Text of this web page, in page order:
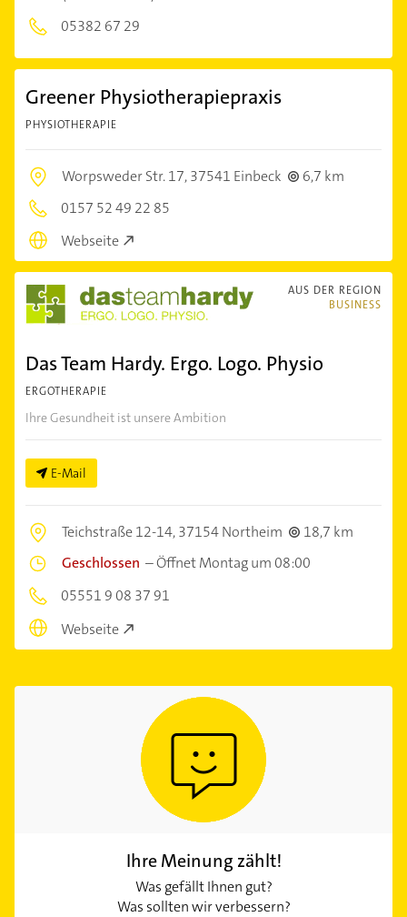
05382 67 29
Greener Physiotherapiepraxis
PHYSIOTHERAPIE
Worpsweder Str. 17,37541 Einbeck
6,7 km
0157 52 49 22 85
Webseite
AUS DER REGION
BUSINESS
Das Team Hardy. Ergo. Logo. Physio
ERGOTHERAPIE
Ihre Gesundheit ist unsere Ambition
E-Mail
Teichstraße 12-14,37154 Northeim
18,7 km
Geschlossen –Öffnet Montag um 08:00
05551 9 08 37 91
Webseite
Ihre Meinung zählt!
Was gefällt Ihnen gut?
Was sollten wir verbessern?